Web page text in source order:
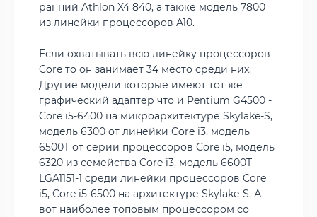
ранний Athlon X4 840, а также модель 7800
из линейки процессоров A10.
Если охватывать всю линейку процессоров
Core то он занимает 34 место среди них.
Другие модели которые имеют тот же
графический адаптер что и Pentium G4500 -
Core i5-6400 на микроархитектуре Skylake-S,
модель 6300 от линейки Core i3, модель
6500T от серии процессоров Core i5, модель
6320 из семейства Core i3, модель 6600T
LGA1151-1 среди линейки процессоров Core
i5, Core i5-6500 на архитектуре Skylake-S. А
вот наиболее топовым процессором со